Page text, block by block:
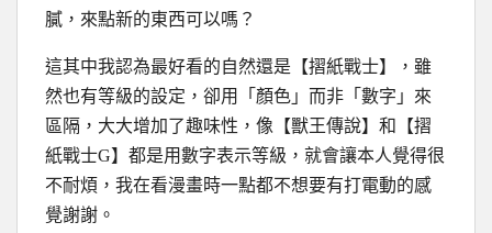
膩，來點新的東西可以嗎？
這其中我認為最好看的自然還是【摺紙戰士】，雖
然也有等級的設定，卻用「顏色」而非「數字」來
區隔，大大增加了趣味性，像【獸王傳說】和【摺
紙戰士G】都是用數字表示等級，就會讓本人覺得很
不耐煩，我在看漫畫時一點都不想要有打電動的感
覺謝謝。